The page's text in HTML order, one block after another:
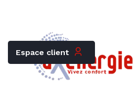
Espace client